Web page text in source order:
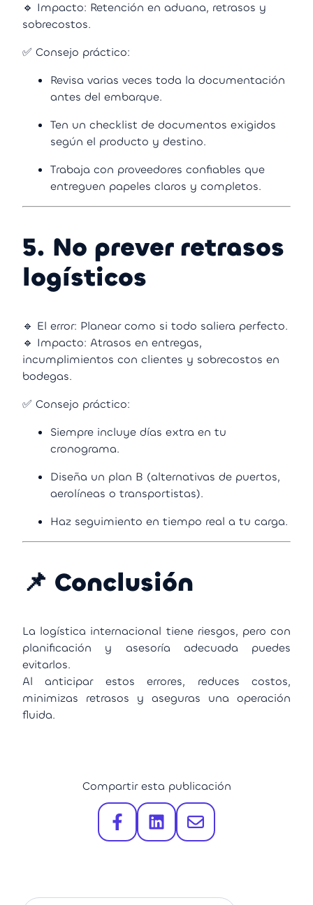
🔹 Impacto: Retención en aduana, retrasos y
sobrecostos.
✅ Consejo práctico:
Revisa varias veces toda la documentación
antes del embarque.
Ten un checklist de documentos exigidos
según el producto y destino.
Trabaja con proveedores confiables que
entreguen papeles claros y completos.
5. No prever retrasos
logísticos
🔹 El error: Planear como si todo saliera perfecto.
🔹 Impacto: Atrasos en entregas,
incumplimientos con clientes y sobrecostos en
bodegas.
✅ Consejo práctico:
Siempre incluye días extra en tu
cronograma.
Diseña un plan B (alternativas de puertos,
aerolíneas o transportistas).
Haz seguimiento en tiempo real a tu carga.
📌 Conclusión
La logística internacional tiene riesgos, pero con
planificación y asesoría adecuada puedes
evitarlos.
Al anticipar estos errores, reduces costos,
minimizas retrasos y aseguras una operación
fluida.
Compartir esta publicación